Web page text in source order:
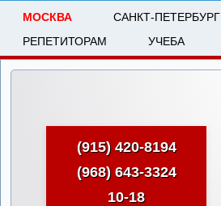
МОСКВА САНКТ-ПЕТЕРБУРГ
РЕПЕТИТОРАМ
УЧЕБА
(915) 420-8194
(968) 643-3324
10-18